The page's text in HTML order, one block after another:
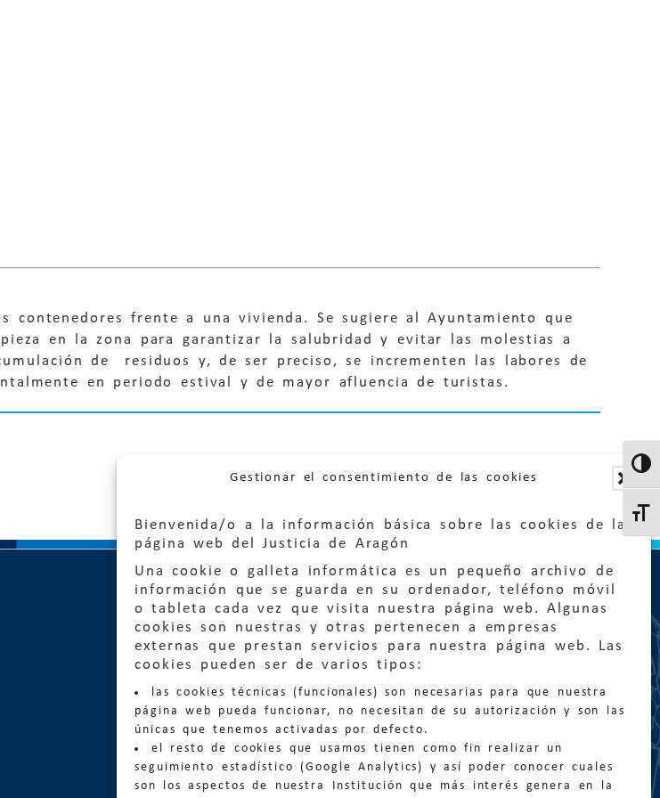
Gestionar el consentimiento de las cookies
Bienvenida/o a la información básica sobre las cookies de la
página web del Justicia de Aragón
Una cookie o galleta informática es un pequeño archivo de
información que se guarda en su ordenador, teléfono móvil
o tableta cada vez que visita nuestra página web. Algunas
cookies son nuestras y otras pertenecen a empresas
externas que prestan servicios para nuestra página web. Las
cookies pueden ser de varios tipos:
las cookies técnicas (funcionales) son necesarias para que nuestra
página web pueda funcionar, no necesitan de su autorización y son las
únicas que tenemos activadas por defecto.
el resto de cookies que usamos tienen como fin realizar un
seguimiento estadístico (Google Analytics) y así poder conocer cuales
son los aspectos de nuestra Institución que más interés genera en la
contenedores frente a una vivienda. Se sugiere al Ayuntamiento que
en la zona para garantizar la salubridad y evitar las molestias a
de residuos y, de ser preciso, se incrementen las labores de
en periodo estival y de mayor afluencia de turistas.
Quejas:quejas@eljusticiadearagon.es
Información general:
informacion@eljusticiadearagon.es
Teléfonos: 900 210 210/ 976 399 354